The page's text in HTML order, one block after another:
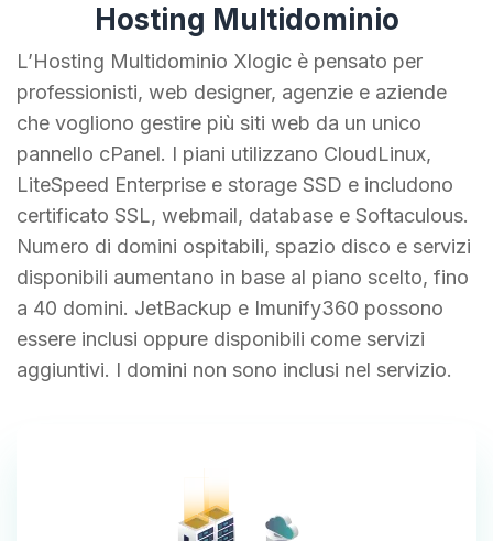
Hosting Multidominio
L’Hosting Multidominio Xlogic è pensato per
professionisti, web designer, agenzie e aziende
che vogliono gestire più siti web da un unico
pannello cPanel. I piani utilizzano CloudLinux,
LiteSpeed Enterprise e storage SSD e includono
certificato SSL, webmail, database e Softaculous.
Numero di domini ospitabili, spazio disco e servizi
disponibili aumentano in base al piano scelto, fino
a 40 domini. JetBackup e Imunify360 possono
essere inclusi oppure disponibili come servizi
aggiuntivi. I domini non sono inclusi nel servizio.